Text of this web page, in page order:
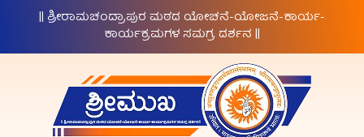
|| ಶ್ರೀರಾಮಚಂದ್ರಾಪುರ ಮಠದ ಯೋಚನೆ-ಯೋಜನೆ-ಕಾರ್ಯ-
ಕಾರ್ಯಕ್ರಮಗಳ ಸಮಗ್ರ ದರ್ಶನ ||